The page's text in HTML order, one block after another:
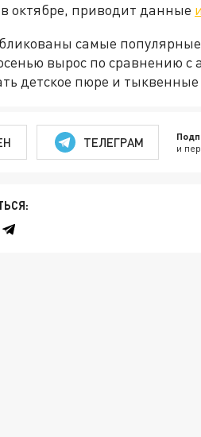
октябре, приводит данные
самые
вырос по сравнению с
детское пюре и тыквенные
ТЕЛЕГРАМ и